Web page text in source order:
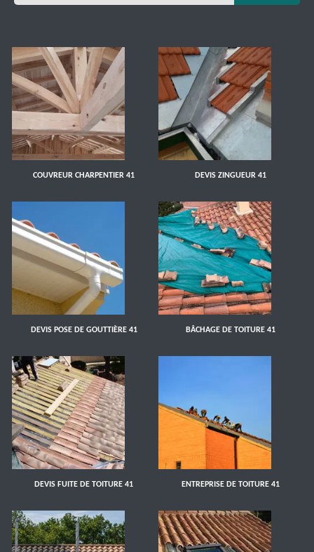
COUVREUR CHARPENTIER 41 DEVIS ZINGUEUR 41
DEVIS POSE DE GOUTTIÈRE 41 BÂCHAGE DE TOITURE 41
DEVIS FUITE DE TOITURE 41 ENTREPRISE DE TOITURE 41